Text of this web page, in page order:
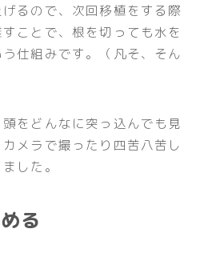
るので、次回移植をする際
ことで、根を切っても水を
仕組みです。（凡そ、そん
をどんなに突っ込んでも見
メラで撮ったり四苦八苦し
した。
る